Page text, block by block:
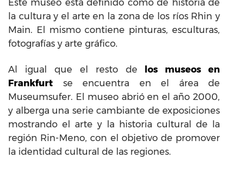
Este museo está definido como de historia de
la cultura y el arte en la zona de los ríos Rhin y
Main. El mismo contiene pinturas, esculturas,
fotografías y arte gráfico.
Al igual que el resto de los museos en
Frankfurt se encuentra en el área de
Museumsufer. El museo abrió en el año 2000,
y alberga una serie cambiante de exposiciones
mostrando el arte y la historia cultural de la
región Rin-Meno, con el objetivo de promover
la identidad cultural de las regiones.